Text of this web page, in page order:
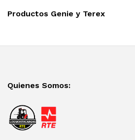
Post
Productos Genie y Terex
Quienes Somos: